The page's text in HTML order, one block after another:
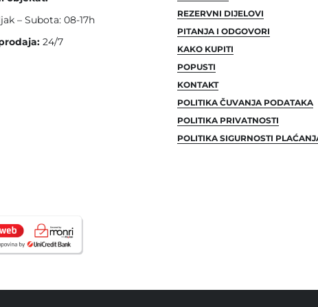
– Subota: 08-17h
24/7
REZERVNI DIJELOVI
PITANJA I ODGOVORI
KAKO KUPITI
POPUSTI
KONTAKT
POLITIKA ČUVANJA PODATAKA
POLITIKA PRIVATNOSTI
POLITIKA SIGURNOSTI